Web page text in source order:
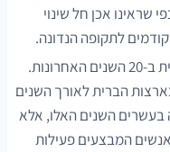
שראינו אכן חל שינוי
לתקופה הנדונה.
לא נראה שחלה ירידה בפעילות גופנית ב-20 השנים האחרונות.
הברית לאורך השנים
השנים האלו, אלא
המבצעים פעילות